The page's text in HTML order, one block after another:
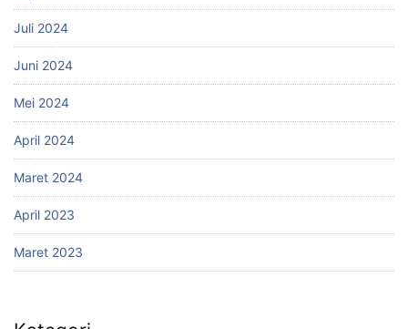
Juli 2024
Juni 2024
Mei 2024
April 2024
Maret 2024
April 2023
Maret 2023